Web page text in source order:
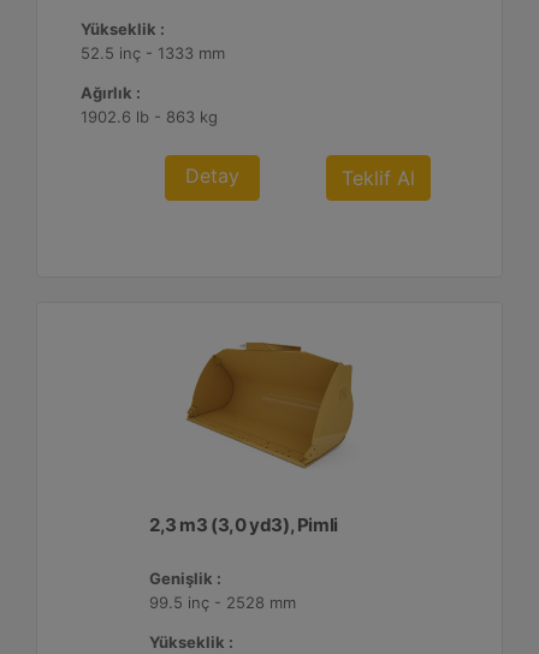
Yükseklik :
52.5 inç - 1333 mm
Ağırlık :
1902.6 lb - 863 kg
Detay Teklif Al
2,3 m3 (3,0 yd3), Pimli
Genişlik :
99.5 inç - 2528 mm
Yükseklik :